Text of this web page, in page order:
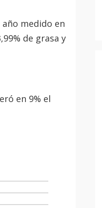
medido en
de grasa y
en 9% el